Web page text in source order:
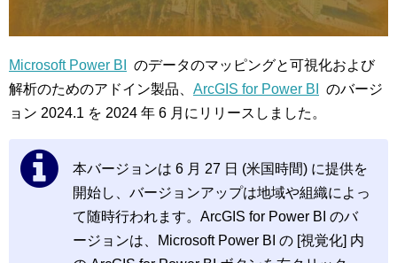
Microsoft Power BI
のデータのマッピングと可視化および
解析のためのアドイン製品、 ArcGIS for Power BI
のバージ
ョン 2024.1 を 2024 年 6 月にリリースしました。
本バージョンは 6 月 27 日 (米国時間) に提供を
開始し、バージョンアップは地域や組織によっ
て随時行われます。ArcGIS for Power BI のバ
ージョンは、Microsoft Power BI の [視覚化] 内